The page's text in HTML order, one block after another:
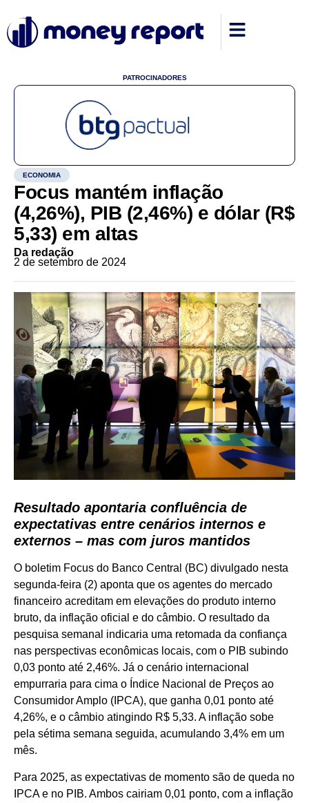
PATROCINADORES
ECONOMIA
Focus mantém inflação
(4,26%), PIB (2,46%) e dólar (R$
5,33) em altas
Da redação
2 de setembro de 2024
Resultado apontaria confluência de
expectativas entre cenários internos e
externos – mas com juros mantidos
O boletim Focus do Banco Central (BC) divulgado nesta
segunda-feira (2) aponta que os agentes do mercado
financeiro acreditam em elevações do produto interno
bruto, da inflação oficial e do câmbio. O resultado da
pesquisa semanal indicaria uma retomada da confiança
nas perspectivas econômicas locais, com o PIB subindo
0,03 ponto até 2,46%. Já o cenário internacional
empurraria para cima o Índice Nacional de Preços ao
Consumidor Amplo (IPCA), que ganha 0,01 ponto até
4,26%, e o câmbio atingindo R$ 5,33. A inflação sobe
pela sétima semana seguida, acumulando 3,4% em um
mês.
Para 2025, as expectativas de momento são de queda no
IPCA e no PIB. Ambos cairiam 0,01 ponto, com a inflação